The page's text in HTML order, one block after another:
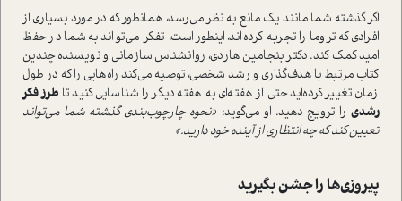
اگر گذشته شما مانند یک مانع به نظر می‌رسد، همانطور که در مورد بسیاری از
افرادی که تروما را تجربه کرده‌اند، اینطور است، تفکر می‌تواند به شما در حفظ
امید کمک کند. دکتر بنجامین هاردی، روانشناس سازمانی و نویسنده چندین
کتاب مرتبط با هدف‌گذاری و رشد شخصی، توصیه می‌کند راه‌هایی را که در طول
زمان تغییر کرده‌اید حتی از هفته‌ای به هفته دیگر را شناسایی کنید تا طرز فکر
رشدی را ترویج دهید. او می‌گوید: «نحوه چارچوب‌بندی گذشته شما می‌تواند
تعیین کند که چه انتظاری از آینده خود دارید.»
پیروزی‌ها را جشن بگیرید